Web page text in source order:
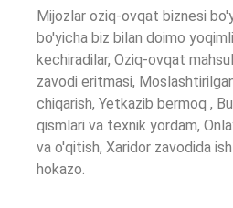
Mijozlar oziq-ovqat biznesi
bo'yicha biz bilan doimo
kechiradilar, Oziq-ovqat
zavodi eritmasi,
chiqarish, Yetkazib bermoq ,
qismlari va texnik yordam,
va o'qitish, Xaridor zavodida
hokazo.